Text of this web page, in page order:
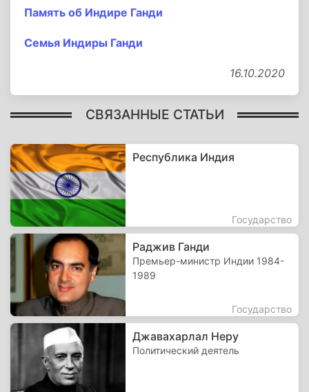
Память об Индире Ганди
Семья Индиры Ганди
16.10.2020
СВЯЗАННЫЕ СТАТЬИ
Республика Индия
Государство
Раджив Ганди
Премьер-министр Индии 1984-
1989
Государство
Джавахарлал Неру
Политический деятель